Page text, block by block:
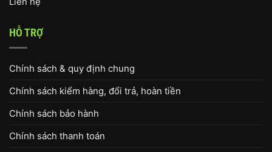
HỖ TRỢ
Chính sách & quy định chung
Chính sách kiểm hàng, đổi trả, hoàn tiền
Chính sách bảo hành
Chính sách thanh toán